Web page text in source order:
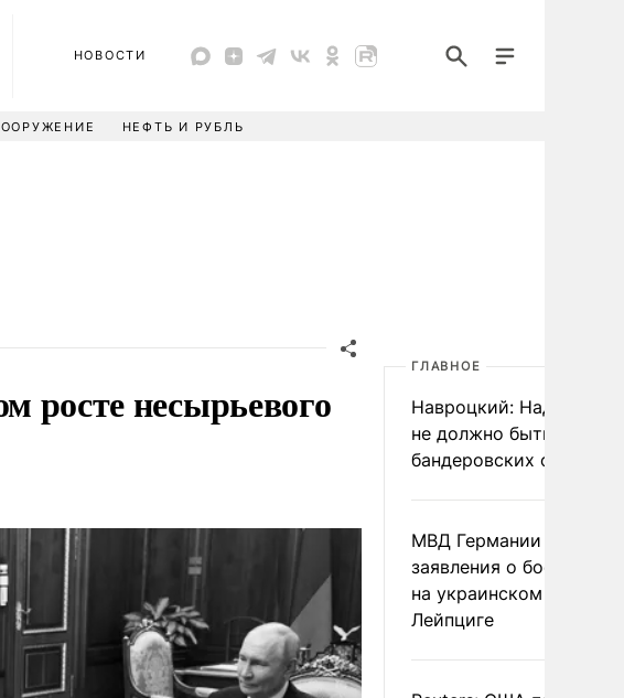
НОВОСТИ
НЕФТЬ И РУБЛЬ
росте несырьевого
ГЛАВНОЕ
Навроцкий: Над
не должно быть
бандеровских флагов
МВД Германии отвергло
заявления о
на украинском
Лейпциге